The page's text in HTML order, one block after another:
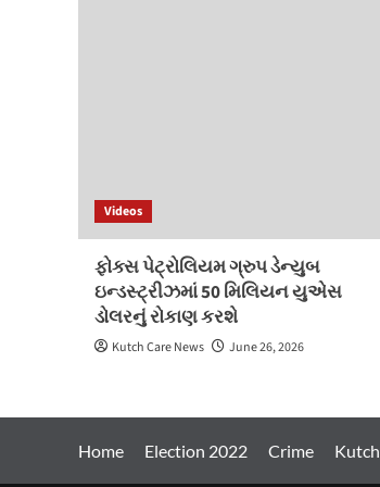
Videos
ફોક્સ પેટ્રોલિયમ ગ્રુપ ડેન્યુબ
ઇન્ડસ્ટ્રીઝમાં 50 મિલિયન યુએસ
ડોલરનું રોકાણ કરશે
Kutch Care News June 26, 2026
Home Election 2022 Crime Kutch